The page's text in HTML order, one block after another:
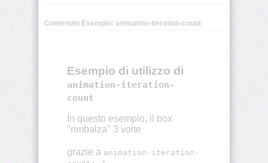
animation-
Contenuto Esempio: animation-iteration-count